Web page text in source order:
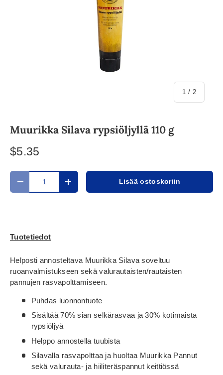
1 / /2
Muurikka Silava rypsiöljyllä 110 g
$5.35
Määrä
Translation missing: fi.cart.items.decrease_quantity
Translation missing:Lisää ostoskoriin
Tuotetiedot
Helposti annosteltava Muurikka Silava soveltuu
ruoanvalmistukseen sekä valurautaisten/rautaisten
pannujen rasvapolttamiseen.
Puhdas luonnontuote
Sisältää 70% sian selkärasvaa ja 30% kotimaista
rypsiöljyä
Helppo annostella tuubista
Silavalla rasvapolttaa ja huoltaa Muurikka Pannut
sekä valurauta- ja hiiliteräspannut keittiössä